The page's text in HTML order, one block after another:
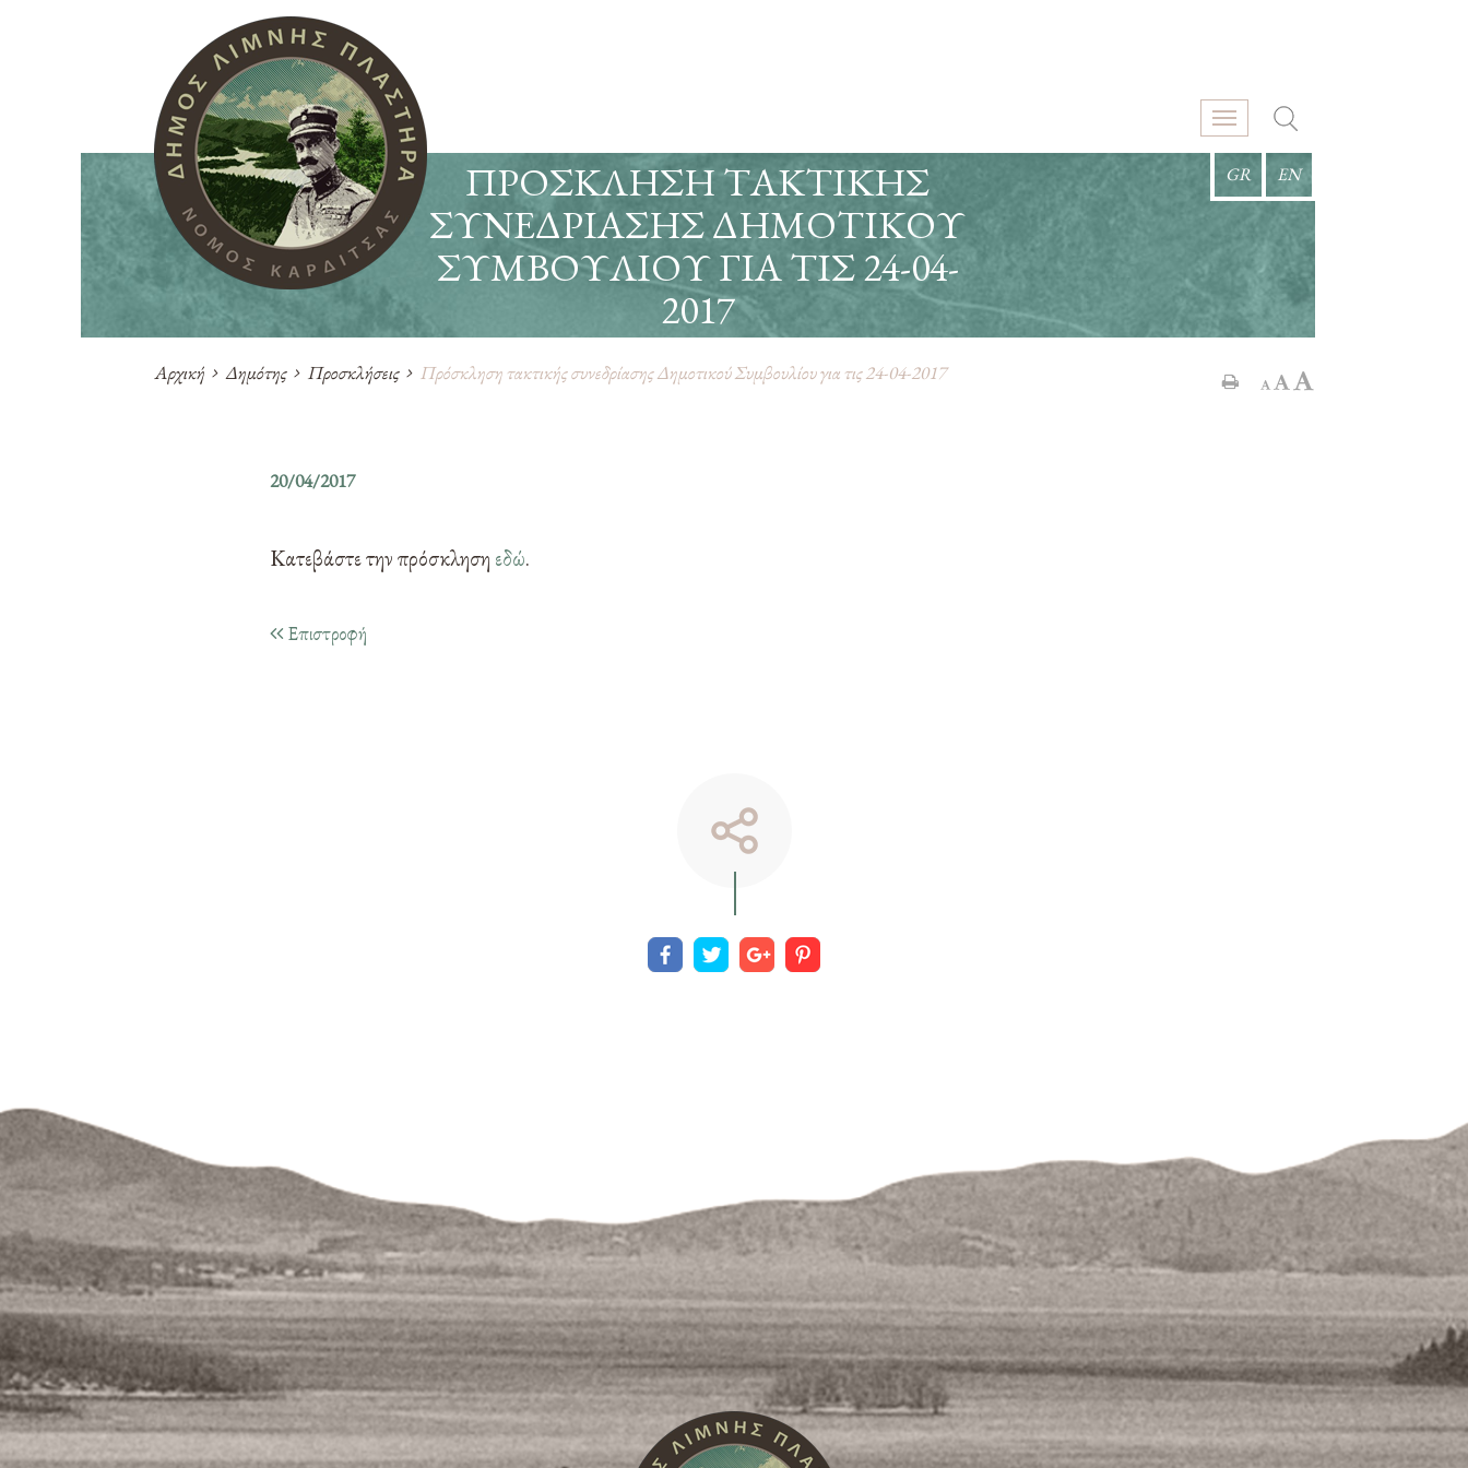
GR EN
ΠΡΌΣΚΛΗΣΗ ΤΑΚΤΙΚΉΣ
ΣΥΝΕΔΡΊΑΣΗΣ ΔΗΜΟΤΙΚΟΎ
ΣΥΜΒΟΥΛΊΟΥ ΓΙΑ ΤΙΣ 24-04-
2017
Αρχική Δημότης Προσκλήσεις Πρόσκληση τακτικής συνεδρίασης Δημοτικού Συμβουλίου για τις 24-04-2017
20/04/2017
Κατεβάστε την πρόσκληση εδώ.
Επιστροφή